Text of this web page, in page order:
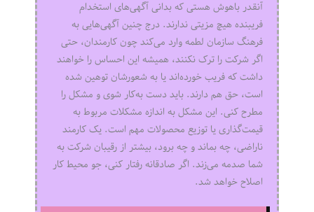
آنقدر باهوش هستی که بدانی آگهی‌های استخدام
فریبنده هیچ مزیتی ندارند. درج چنین آگهی‌هایی به
فرهنگ سازمان لطمه وارد می‌کند چون کارمندان، حتی
اگر شرکت را ترک نکنند، همیشه این احساس را خواهند
داشت که فریب خورده‌اند یا به شعورشان توهین شده
است، حق هم دارند. باید دست به‌کار شوی و مشکل را
مطرح کنی. این مشکل به اندازه مشکلات مربوط به
قیمت‌گذاری یا توزیع محصولات مهم است. یک کارمند
ناراضی، چه بماند و چه برود، بیشتر از رقیبان شرکت به
شما صدمه می‌زند. اگر صادقانه رفتار کنی، جو محیط کار
اصلاح خواهد شد.